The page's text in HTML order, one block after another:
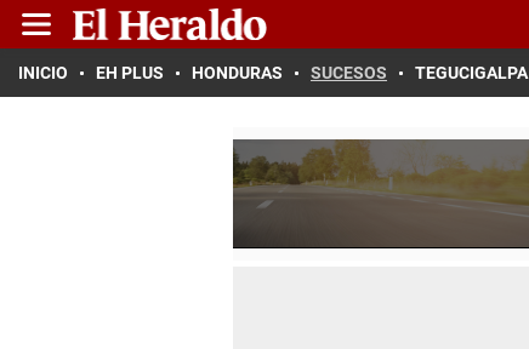
INICIO EH PLUS HONDURAS SUCESOS TEGUCIGALPA